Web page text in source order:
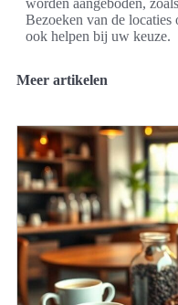
worden aangeboden,
Bezoeken van de
ook helpen bij uw keuze.
Meer artikelen